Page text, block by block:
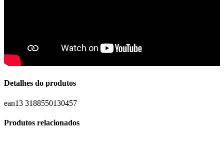
Detalhes do produtos
ean13 3188550130457
Produtos relacionados